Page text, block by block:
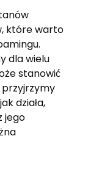
które warto
dla wielu
stanowić
działa,
jego